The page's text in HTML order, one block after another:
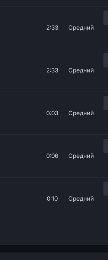
2:33 Средний
2:33 Средний
0:03 Средний
0:06 Средний
0:10 Средний